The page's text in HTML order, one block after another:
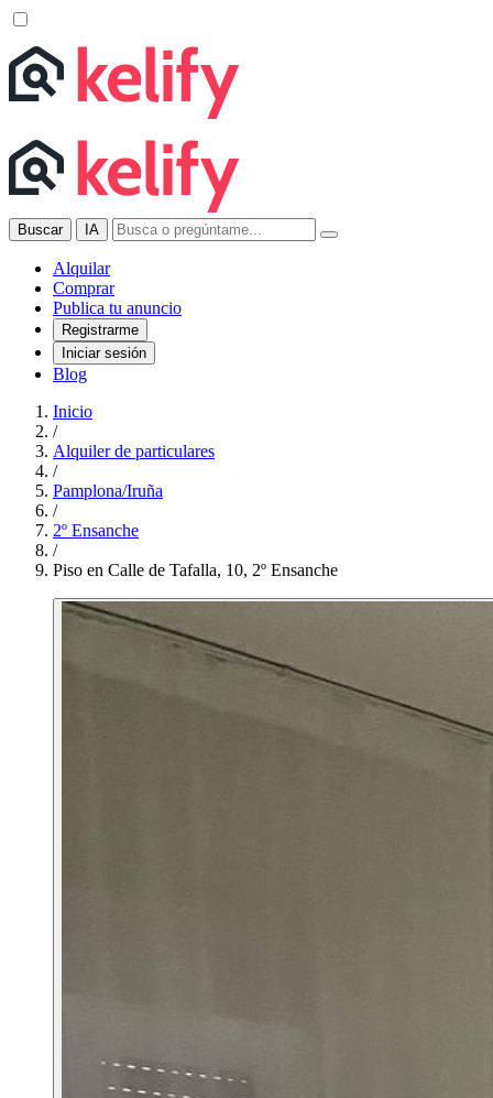
Buscar IA
Alquilar
Comprar
Publica tu anuncio
Registrarme
Iniciar sesión
Blog
Inicio
/
Alquiler de particulares
/
Pamplona/Iruña
/
2º Ensanche
/
Piso en Calle de Tafalla, 10, 2º Ensanche